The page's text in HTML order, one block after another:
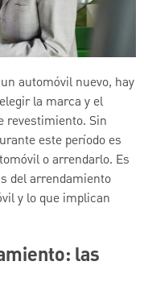
automóvil nuevo, hay
la marca y el
revestimiento. Sin
este período es
o arrendarlo. Es
del arrendamiento
y lo que implican
las